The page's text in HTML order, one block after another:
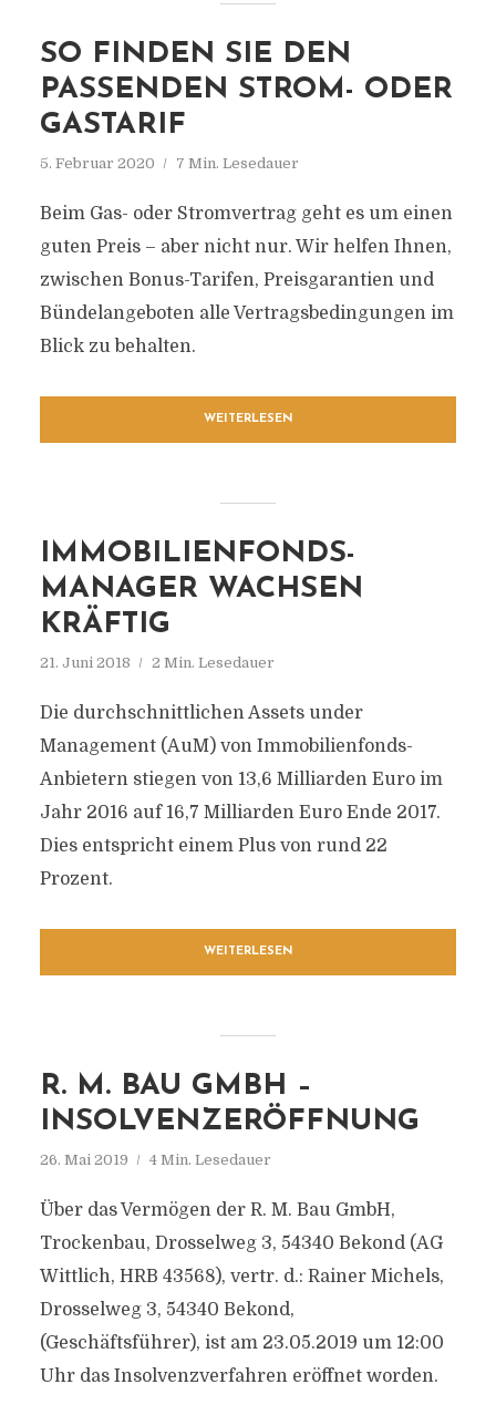
SO FINDEN SIE DEN
PASSENDEN STROM- ODER
GASTARIF
5. Februar 2020 7 Min. Lesedauer
Beim Gas- oder Stromvertrag geht es um einen
guten Preis – aber nicht nur. Wir helfen Ihnen,
zwischen Bonus-Tarifen, Preisgarantien und
Bündelangeboten alle Vertragsbedingungen im
Blick zu behalten.
WEITERLESEN
IMMOBILIENFONDS-
MANAGER WACHSEN
KRÄFTIG
21. Juni 2018 2 Min. Lesedauer
Die durchschnittlichen Assets under
Management (AuM) von Immobilienfonds-
Anbietern stiegen von 13,6 Milliarden Euro im
Jahr 2016 auf 16,7 Milliarden Euro Ende 2017.
Dies entspricht einem Plus von rund 22
Prozent.
WEITERLESEN
R. M. BAU GMBH –
INSOLVENZERÖFFNUNG
26. Mai 2019 4 Min. Lesedauer
Über das Vermögen der R. M. Bau GmbH,
Trockenbau, Drosselweg 3, 54340 Bekond (AG
Wittlich, HRB 43568), vertr. d.: Rainer Michels,
Drosselweg 3, 54340 Bekond,
(Geschäftsführer), ist am 23.05.2019 um 12:00
Uhr das Insolvenzverfahren eröffnet worden.